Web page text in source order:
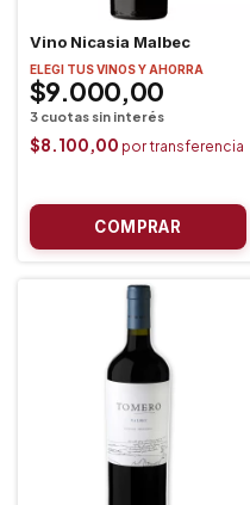
Vino Nicasia Malbec
ELEGI TUS VINOS Y AHORRA
$9.000,00
$8.100,00